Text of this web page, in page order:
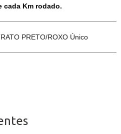
cada Km rodado.
PRETO/ROXO Único